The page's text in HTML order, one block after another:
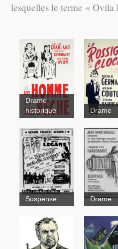
lesquelles le terme « Ovila
Un
homme et
son péché
Drame
historique
Le
les
Drame
Suspense Drame